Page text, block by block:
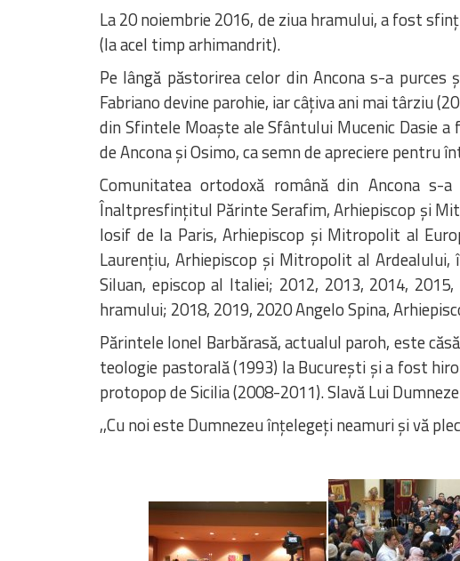
La 20 noiembrie 2016, de ziua hramului, a fost
(la acel timp arhimandrit).
Pe lângă păstorirea celor din Ancona s-a
Fabriano devine parohie, iar câţiva ani mai târziu
din Sfintele Moaște ale Sfântului Mucenic Dasie
de Ancona şi Osimo, ca semn de apreciere pentru
Comunitatea ortodoxă română din Ancona
Înaltpresfinţitul Părinte Serafim, Arhiepiscop şi
Iosif de la Paris, Arhiepiscop şi Mitropolit al
Laurenţiu, Arhiepiscop şi Mitropolit al Ardealului,
Siluan, episcop al Italiei; 2012, 2013, 2014,
hramului; 2018, 2019, 2020 Angelo Spina,
Părintele Ionel Barbărasă, actualul paroh, este
teologie pastorală (1993) la București și a fost
protopop de Sicilia (2008-2011). Slavă Lui
,,Cu noi este Dumnezeu înţelegeţi neamuri şi vă